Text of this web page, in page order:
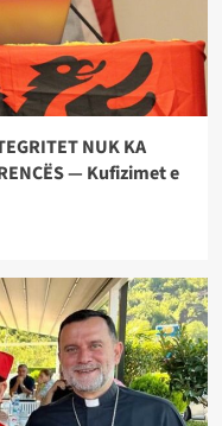
NUK KA
— Kufizimet e